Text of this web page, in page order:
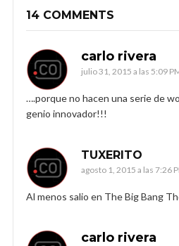
14 COMMENTS
carlo rivera
julio 31, 2015 a las 5:09
….porque no hacen una serie de
genio innovador!!!
TUXERITO
agosto 1, 2015 a las 7:26
Al menos salio en The Big Bang
carlo rivera